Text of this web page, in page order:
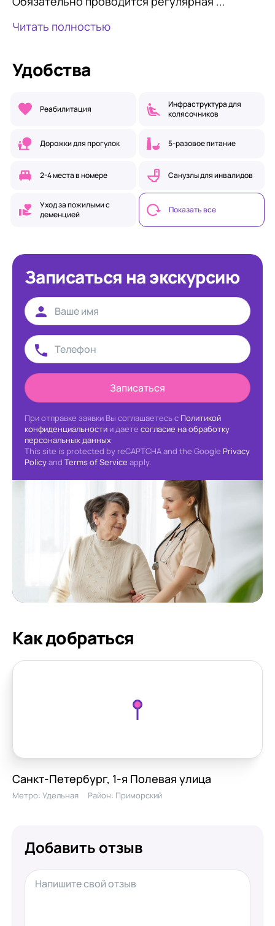
Читать полностью
Удобства
Реабилитация
Инфраструктура для
колясочников
Дорожки для прогулок 5-разовое питание
2-4 места в номере Санузлы для инвалидов
Уход за пожилыми с
деменцией
Показать все
Записаться на экскурсию
Записаться
При отправке заявки Вы соглашаетесь с Политикой
конфиденциальности и даете согласие на обработку
персональных данных
This site is protected by reCAPTCHA and the Google Privacy
Policyand Terms of Service apply.
Как добраться
Санкт-Петербург, 1-я Полевая улица
Метро: Удельная Район: Приморский
Добавить отзыв